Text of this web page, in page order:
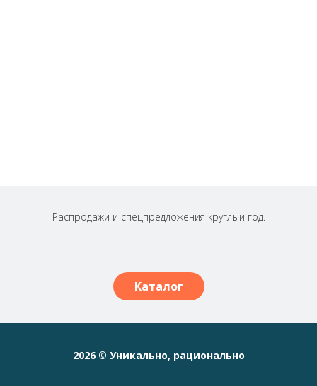
Распродажи и спецпредложения круглый год.
Каталог
2026 © Уникально, рационально